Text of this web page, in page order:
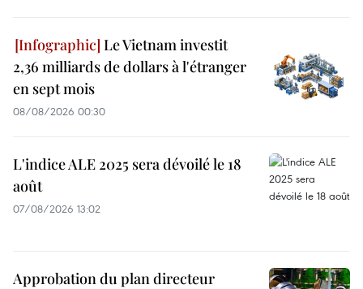
Le Vietnam investit
2,36 milliards de dollars à l'étranger
en sept mois
08/08/2026 00:30
L'indice ALE 2025 sera dévoilé le 18
août
07/08/2026 13:02
Approbation du plan directeur